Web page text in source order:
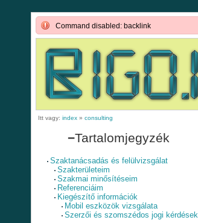
Command disabled: backlink
Itt vagy: index» consulting
−Tartalomjegyzék
Szaktanácsadás és felülvizsgálat
Szakterületeim
Szakmai minősítéseim
Referenciáim
Kiegészítő információk
Mobil eszközök vizsgálata
Szerzői és szomszédos jogi kérdések